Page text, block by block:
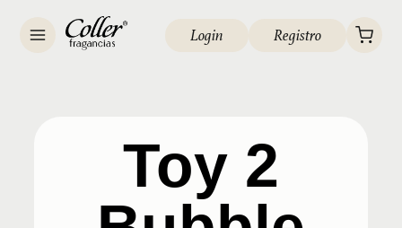
Login Registro
Toy 2